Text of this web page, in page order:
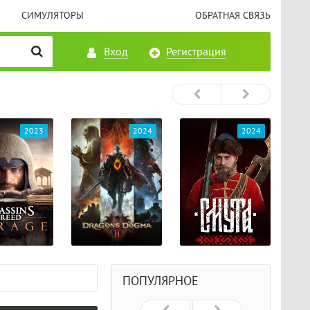
СИМУЛЯТОРЫ ОБРАТНАЯ СВЯЗЬ
Вход Регистрация
2023 2024 2024
ПОПУЛЯРНОЕ